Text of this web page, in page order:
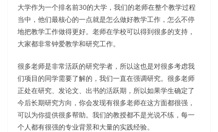
大学作为一个排名前30的大学，我们的老师在整个教学过程
当中，他们最核心的一点就是怎么做好教学工作，怎么不停
地把教学工作做得更好。老师在学校可以得到很多的支持，
大家都非常钟爱教学和研究工作。
很多老师是非常活跃的研究学者，所以这也是对很多考虑我
们项目的同学需要了解的，我们一直在强调研究。很多老师
正处在研究、发论文、出书的活跃期，所以如果学生确定了
今后长期研究方向，你会发现有很多老师在这方面都很强，
可以为你提供很多帮助。我们的教授都不是光说不练，每一
个人都有很强的专业背景和大量的实践经验。